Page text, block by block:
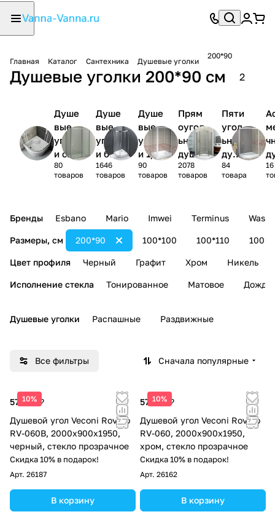
Главная Каталог Сантехника Душевые уголки
200*90
Душевые уголки 200*90 см 2
Душе
вые
уголк
и с
поддо
ном
80
товаров
Душе
вые
уголк
и без
поддо
на
1646
товаров
Душе
вые
уголк
и 1/4
круга
90
товаров
Прям
оугол
ьные
душев
ые
уголк
2078
товаров
Пяти
угол
ьные
душе
вые
угол
84
товара
16
Бренды Esbano Mario Imwei Terminus
Размеры, см 100*100 100*110
200*90
Цвет профиля Черный Графит Хром Никель
Исполнение стекла Тонированное Матовое Дождь
Душевые уголки Распашные Раздвижные
Все фильтры Сначала популярные
10%
57 285 ₽
Душевой угол Veconi Rovigo
RV-060B, 2000х900х1950,
черный, стекло прозрачное
Скидка 10% в подарок!
Арт. 26187
В корзину
10%
57 285 ₽
Душевой угол Veconi Rovigo
RV-060, 2000х900х1950,
хром, стекло прозрачное
Скидка 10% в подарок!
Арт. 26162
В корзину